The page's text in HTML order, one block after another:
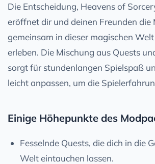
Die Entscheidung, Heavens of
eröffnet dir und deinen Freunden die
gemeinsam in dieser magischen
erleben. Die Mischung aus Quests
sorgt für stundenlangen Spielspaß
leicht anpassen, um die
Einige Höhepunkte des
Fesselnde Quests, die dich in die
Welt eintauchen lassen.